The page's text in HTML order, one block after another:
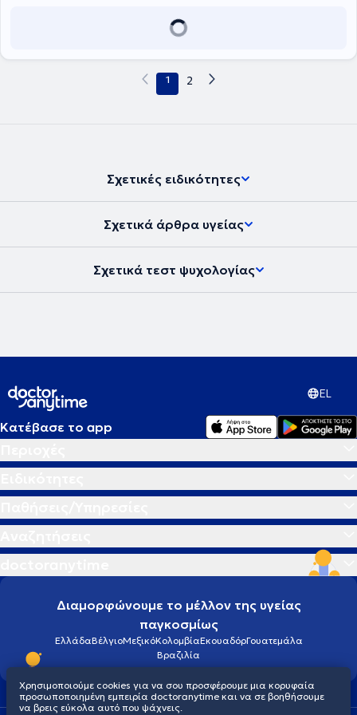
1 2
Σχετικές ειδικότητες
Σχετικά άρθρα υγείας
Σχετικά τεστ ψυχολογίας
EL
Κατέβασε το app
Διαμορφώνουμε το μέλλον της υγείας
παγκοσμίως
ΕλλάδαΒέλγιοΜεξικόΚολομβίαΕκουαδόρΓουατεμάλα
Βραζιλία
Χρησιμοποιούμε cookies για να σου προσφέρουμε μια κορυφαία
προσωποποιημένη εμπειρία doctoranytime και να σε βοηθήσουμε
να βρεις εύκολα αυτό που ψάχνεις.